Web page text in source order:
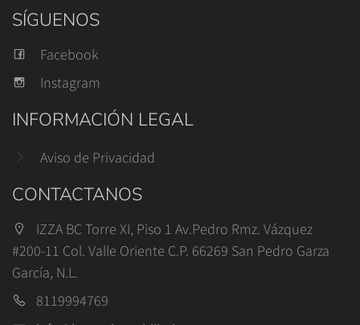
SÍGUENOS
Facebook
Instagram
INFORMACIÓN LEGAL
Aviso de Privacidad
CONTACTANOS
IZZA BC Torre XI, Piso 1 Av.Pedro Rmz. Vázquez
#200-11 Col. Valle Oriente C.P. 66269 San Pedro Garza
García, N.L.
8119994769